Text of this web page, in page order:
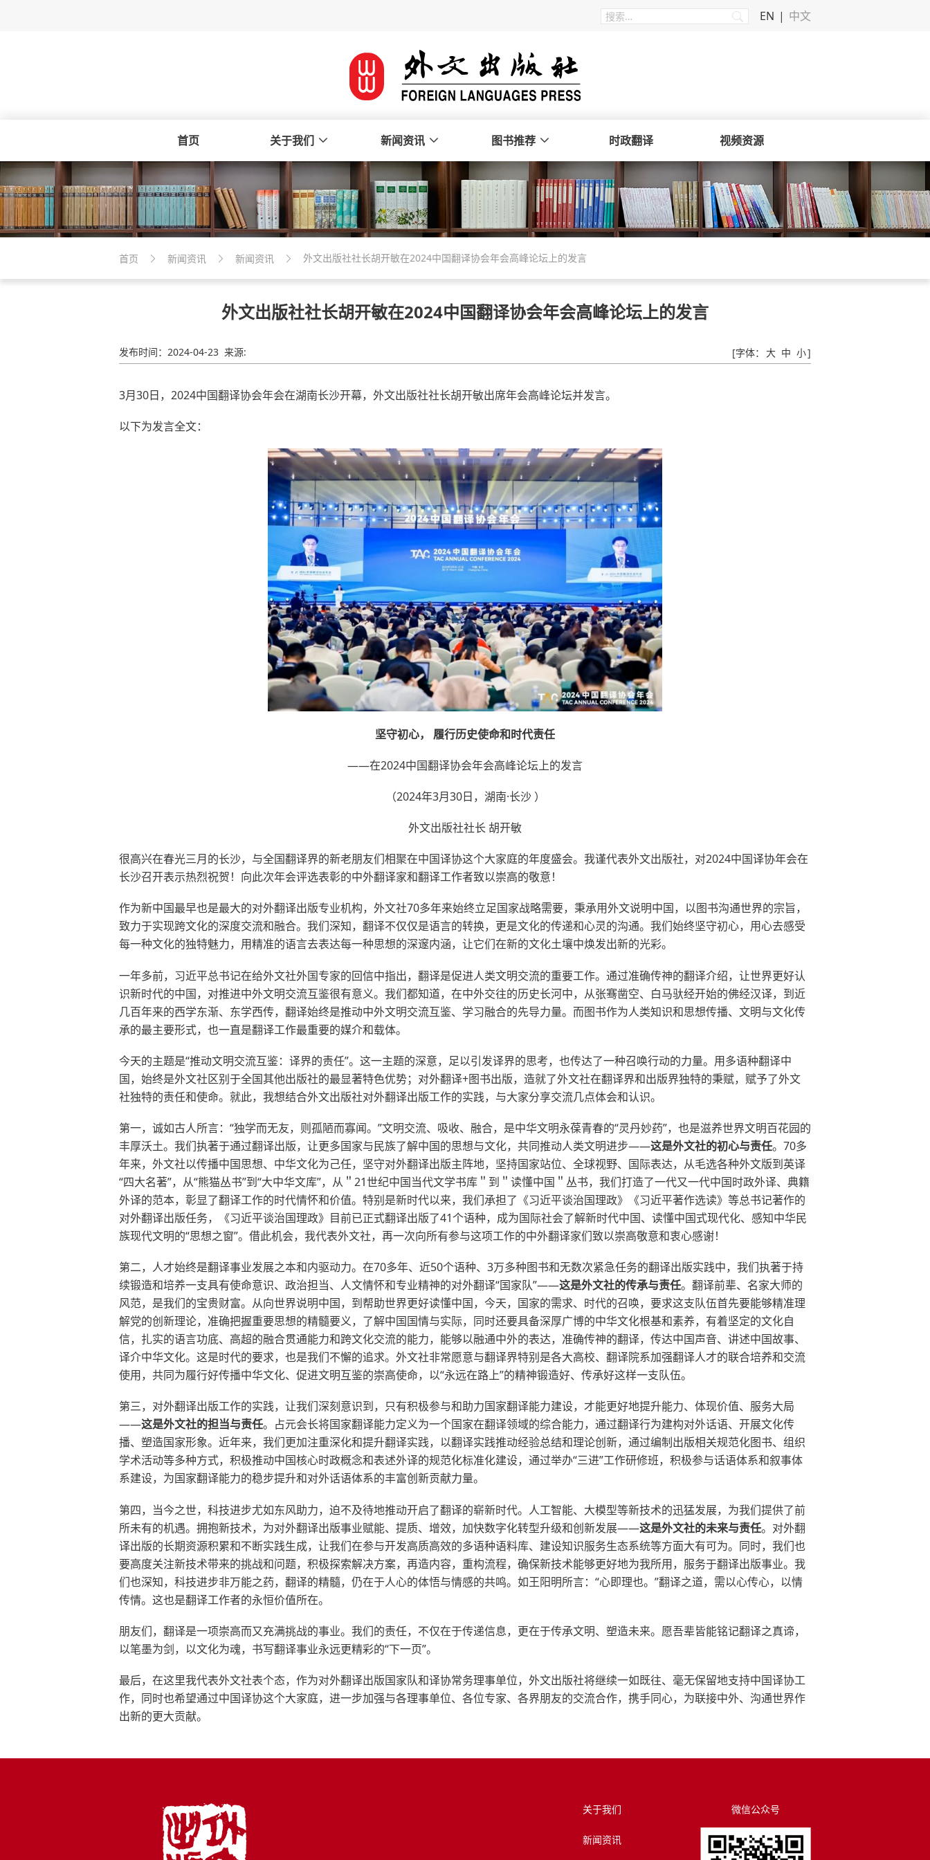
EN 中文
首页 关于我们 新闻资讯 图书推荐 时政翻译 视频资源
首页 新闻资讯 新闻资讯 外文出版社社长胡开敏在2024中国翻译协会年会高峰论坛上的发言
外文出版社社长胡开敏在2024中国翻译协会年会高峰论坛上的发言
发布时间： 2024-04-23 来源: [字体： 大 中 小]
3月30日，2024中国翻译协会年会在湖南长沙开幕，外文出版社社长胡开敏出席年会高峰论坛并发言。
以下为发言全文：
坚守初心， 履行历史使命和时代责任
——在2024中国翻译协会年会高峰论坛上的发言
（2024年3月30日，湖南·长沙 ）
外文出版社社长 胡开敏
很高兴在春光三月的长沙，与全国翻译界的新老朋友们相聚在中国译协这个大家庭的年度盛会。我谨代表外文出版社，对2024中国译协年会在
长沙召开表示热烈祝贺！向此次年会评选表彰的中外翻译家和翻译工作者致以崇高的敬意！
作为新中国最早也是最大的对外翻译出版专业机构，外文社70多年来始终立足国家战略需要，秉承用外文说明中国，以图书沟通世界的宗旨，
致力于实现跨文化的深度交流和融合。我们深知，翻译不仅仅是语言的转换，更是文化的传递和心灵的沟通。我们始终坚守初心，用心去感受
每一种文化的独特魅力，用精准的语言去表达每一种思想的深邃内涵，让它们在新的文化土壤中焕发出新的光彩。
一年多前，习近平总书记在给外文社外国专家的回信中指出，翻译是促进人类文明交流的重要工作。通过准确传神的翻译介绍，让世界更好认
识新时代的中国，对推进中外文明交流互鉴很有意义。我们都知道，在中外交往的历史长河中，从张骞凿空、白马驮经开始的佛经汉译，到近
几百年来的西学东渐、东学西传，翻译始终是推动中外文明交流互鉴、学习融合的先导力量。而图书作为人类知识和思想传播、文明与文化传
承的最主要形式，也一直是翻译工作最重要的媒介和载体。
今天的主题是“推动文明交流互鉴：译界的责任”。这一主题的深意，足以引发译界的思考，也传达了一种召唤行动的力量。用多语种翻译中
国，始终是外文社区别于全国其他出版社的最显著特色优势；对外翻译+图书出版，造就了外文社在翻译界和出版界独特的秉赋，赋予了外文
社独特的责任和使命。就此，我想结合外文出版社对外翻译出版工作的实践，与大家分享交流几点体会和认识。
第一，诚如古人所言：“独学而无友，则孤陋而寡闻。”文明交流、吸收、融合，是中华文明永葆青春的“灵丹妙药”，也是滋养世界文明百花园的
丰厚沃土。我们执著于通过翻译出版，让更多国家与民族了解中国的思想与文化，共同推动人类文明进步——这是外文社的初心与责任。70多
年来，外文社以传播中国思想、中华文化为己任，坚守对外翻译出版主阵地，坚持国家站位、全球视野、国际表达，从毛选各种外文版到英译
“四大名著”，从“熊猫丛书”到“大中华文库”，从＂21世纪中国当代文学书库＂到＂读懂中国＂丛书，我们打造了一代又一代中国时政外译、典籍
外译的范本，彰显了翻译工作的时代情怀和价值。特别是新时代以来，我们承担了《习近平谈治国理政》《习近平著作选读》等总书记著作的
对外翻译出版任务，《习近平谈治国理政》目前已正式翻译出版了41个语种，成为国际社会了解新时代中国、读懂中国式现代化、感知中华民
族现代文明的“思想之窗”。借此机会，我代表外文社，再一次向所有参与这项工作的中外翻译家们致以崇高敬意和衷心感谢！
第二，人才始终是翻译事业发展之本和内驱动力。在70多年、近50个语种、3万多种图书和无数次紧急任务的翻译出版实践中，我们执著于持
续锻造和培养一支具有使命意识、政治担当、人文情怀和专业精神的对外翻译“国家队”——这是外文社的传承与责任。翻译前辈、名家大师的
风范，是我们的宝贵财富。从向世界说明中国，到帮助世界更好读懂中国，今天，国家的需求、时代的召唤，要求这支队伍首先要能够精准理
解党的创新理论，准确把握重要思想的精髓要义，了解中国国情与实际，同时还要具备深厚广博的中华文化根基和素养，有着坚定的文化自
信，扎实的语言功底、高超的融合贯通能力和跨文化交流的能力，能够以融通中外的表达，准确传神的翻译，传达中国声音、讲述中国故事、
译介中华文化。这是时代的要求，也是我们不懈的追求。外文社非常愿意与翻译界特别是各大高校、翻译院系加强翻译人才的联合培养和交流
使用，共同为履行好传播中华文化、促进文明互鉴的崇高使命，以“永远在路上”的精神锻造好、传承好这样一支队伍。
第三，对外翻译出版工作的实践，让我们深刻意识到，只有积极参与和助力国家翻译能力建设，才能更好地提升能力、体现价值、服务大局
——这是外文社的担当与责任。占元会长将国家翻译能力定义为一个国家在翻译领域的综合能力，通过翻译行为建构对外话语、开展文化传
播、塑造国家形象。近年来，我们更加注重深化和提升翻译实践，以翻译实践推动经验总结和理论创新，通过编制出版相关规范化图书、组织
学术活动等多种方式，积极推动中国核心时政概念和表述外译的规范化标准化建设，通过举办“三进”工作研修班，积极参与话语体系和叙事体
系建设，为国家翻译能力的稳步提升和对外话语体系的丰富创新贡献力量。
第四，当今之世，科技进步尤如东风助力，迫不及待地推动开启了翻译的崭新时代。人工智能、大模型等新技术的迅猛发展，为我们提供了前
所未有的机遇。拥抱新技术，为对外翻译出版事业赋能、提质、增效，加快数字化转型升级和创新发展——这是外文社的未来与责任。对外翻
译出版的长期资源积累和不断实践生成，让我们在参与开发高质高效的多语种语料库、建设知识服务生态系统等方面大有可为。同时，我们也
要高度关注新技术带来的挑战和问题，积极探索解决方案，再造内容，重构流程，确保新技术能够更好地为我所用，服务于翻译出版事业。我
们也深知，科技进步非万能之药，翻译的精髓，仍在于人心的体悟与情感的共鸣。如王阳明所言：“心即理也。”翻译之道，需以心传心，以情
传情。这也是翻译工作者的永恒价值所在。
朋友们，翻译是一项崇高而又充满挑战的事业。我们的责任，不仅在于传递信息，更在于传承文明、塑造未来。愿吾辈皆能铭记翻译之真谛，
以笔墨为剑，以文化为魂，书写翻译事业永远更精彩的“下一页”。
最后，在这里我代表外文社表个态，作为对外翻译出版国家队和译协常务理事单位，外文出版社将继续一如既往、毫无保留地支持中国译协工
作，同时也希望通过中国译协这个大家庭，进一步加强与各理事单位、各位专家、各界朋友的交流合作，携手同心，为联接中外、沟通世界作
出新的更大贡献。
关于我们
新闻资讯
微信公众号